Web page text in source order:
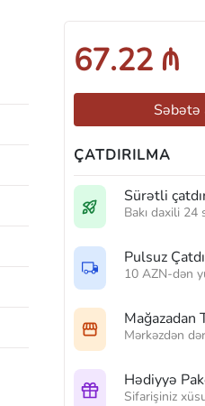
67.22 ₼
Səbətə
ÇATDIRILMA
Sürətli
Bakı daxili 24
Pulsuz
10 AZN-dən
Mağazadan
Mərkəzdən
Hədiyyə
Sifarişiniz